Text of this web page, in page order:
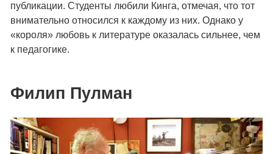
публикации. Студенты любили Кинга, отмечая, что тот
внимательно относился к каждому из них. Однако у
«короля» любовь к литературе оказалась сильнее, чем
к педагогике.
Филип Пулман